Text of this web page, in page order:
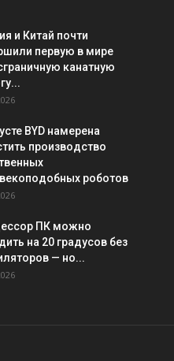
и Китай почти
первую в мире
канатную
BYD намерена
производство
роботов
ПК можно
на 20 градусов без
— но...